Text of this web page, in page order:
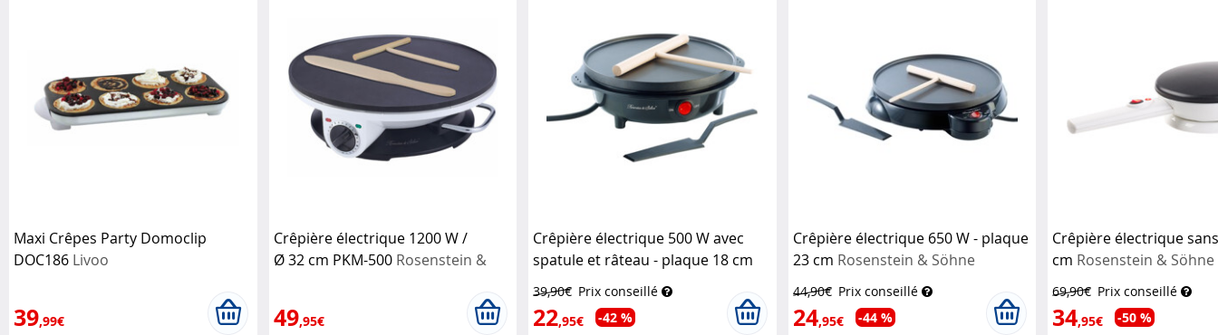
Maxi Crêpes Party Domoclip
DOC186 Livoo
39,99€
Crêpière électrique 1200 W /
Ø 32 cm PKM-500 Rosenstein &
49,95€
Crêpière électrique 500 W avec
spatule et râteau - plaque 18 cm
Rosenstein & Söhne
39,90€ Prix conseillé
22,95€ -42 %
Crêpière électrique 650 W - plaque
23 cm Rosenstein & Söhne
44,90€ Prix conseillé
24,95€ -44 %
Crêpière électrique
cm Rosenstein & Söhne
69,90€ Prix conseillé
34,95€ -50 %